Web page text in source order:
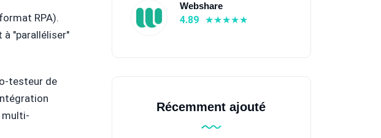
RPA).
à "paralléliser"
testeur de
multi-
Webshare
4.89
Récemment ajouté